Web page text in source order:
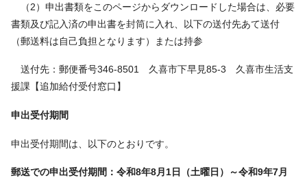
（2）申出書類をこのページからダウンロードした場合は、必要
書類及び記入済の申出書を封筒に入れ、以下の送付先あて送付
（郵送料は自己負担となります）または持参
送付先：郵便番号346-8501 久喜市下早見85-3 久喜市生活支
援課【追加給付受付窓口】
申出受付期間
申出受付期間は、以下のとおりです。
郵送での申出受付期間：令和8年8月1日（土曜日）～令和9年7月